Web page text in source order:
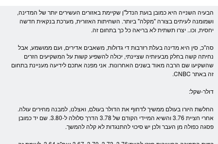
הבעיה השנייה היא כמובן בועת הנדל"ן שקיימת באזורים העשירים יותר של המדינה,
ושמומנה לעיתים בצורה "מקלה" ביותר. השחיתות האזורית, מערכת בנקאית חדשה
יחסית, וכו.. יצרו תשתית לא בריאה כל כך בתחום זה.
סה"כ, סין היא מדינה בעלת רזרבות די גדולות, משאבים אדירים, ועם ממושמע, אבל
נחיתה קשה בחלק מבעיותיה שציינתי, יכולה להשפיע קשות על המשקיעים הזרים
שהשקיעו שם הרבה מאוד בשנים האחרונות. אני מפנה אתכם לידיעה מעניינת בתחום
זה באתר CNBC.
דולר-שקל:
החלשת היורו בעולם ממשיך לדחוף את הדולרבעולם, ואצלנו, למבנה מחירים עולה.
אחרי חציית 3.76 והשיא המיידי הקודם של 3.78 הדרך סלולה ל-3.80. שם יד כמובן
פסגה כפולה מן העבר ולכן יש סיכוי להתנגדות לא קלה להמשך.